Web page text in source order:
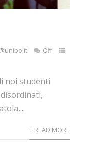
Off
noi studenti
+ READ MORE